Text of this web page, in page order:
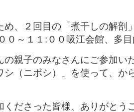
め、２回目の「煮干しの解剖
０～１１:００吸江会館、多
の親子のみなさんにご参加い
シ（ニボシ）」を使って、か
くださった皆様、ありがとう